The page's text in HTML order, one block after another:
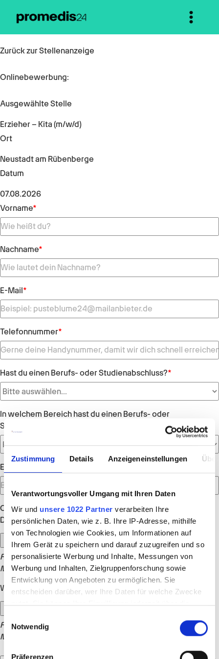
Zustimmung Details Anzeigeneinstellungen
Verantwortungsvoller Umgang mit Ihren Daten
Wir und unsere 1022 Partner verarbeiten Ihre
persönlichen Daten, wie z. B. Ihre IP-Adresse, mithilfe
von Technologien wie Cookies, um Informationen auf
Ihrem Gerät zu speichern und darauf zuzugreifen und so
personalisierte Werbung und Inhalte, Messungen von
Werbung und Inhalten, Zielgruppenforschung sowie
Entwicklung von Angeboten zu ermöglichen. Sie
entscheiden darüber, wer Ihre Daten für welche Zwecke
nutzt. Sie können Ihre Einwilligung jederzeit über die
Trigger Symbol ändern oder widerrufen
Einwilligungsauswahl
Notwendig
Präferenzen
Zurück zur Stellenanzeige
Onlinebewerbung:
Ausgewählte Stelle
Erzieher – Kita (m/w/d)
Ort
Neustadt am Rübenberge
Datum
07.08.2026
Vorname*
Nachname*
E-Mail*
Telefonnummer*
Hast du einen Berufs- oder Studienabschluss?*
In welchem Bereich hast du einen Berufs- oder
Studienabschluss?
Empfohlen von
Optionale Anhänge
Dein Lebenslauf (optional)
Formate: .doc, .docx, .jpg, .jpeg, .png, .pdf, .txt, .rtf | max. 15
MB
Weitere Dokumente (optional)
Formate: .doc, .docx, .jpg, .jpeg, .png, .pdf, .txt, .rtf | max. 15
MB